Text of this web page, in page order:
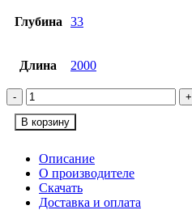
Глубина 33
Длина 2000
Количество Молдинг 1.51.355
В корзину
Описание
О производителе
Скачать
Доставка и оплата